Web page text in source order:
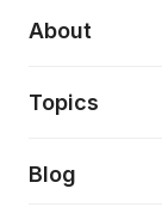
AI駆動開発
モダナイゼ
デザインシ
About
About
当社が目指し
Topics
Press release
Blog